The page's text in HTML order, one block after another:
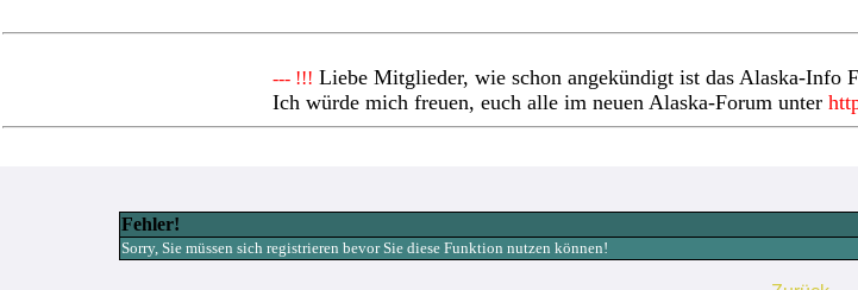
--- !!! Liebe Mitglieder, wie schon angekündigt ist das Alaska-Info
Ich würde mich freuen, euch alle im neuen Alaska-Forum unter
Fehler!
Sorry, Sie müssen sich registrieren bevor Sie diese Funktion nutzen können!